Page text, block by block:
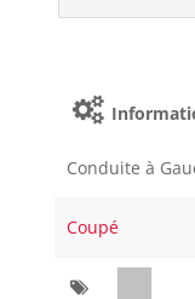
Conduite à
Coupé